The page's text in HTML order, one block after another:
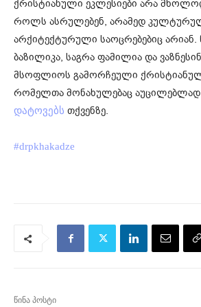
ქრისტიანული ეკლესიები არა
როლს ასრულებენ, არამედ
არქიტექტურული საოცრებებიც არიან.
ბაზილიკა, საგრა ფამილია და
მსოფლიოს გამორჩეული
რომელთა მონახულებაც აუცილებლად
დატოვებს თქვენზე.
#drpkhakadze
წინა პოსტი